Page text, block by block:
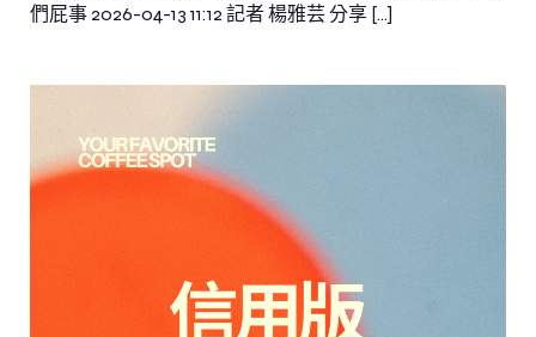
們屁事 2026-04-13 11:12 記者 楊雅芸 分享 […]